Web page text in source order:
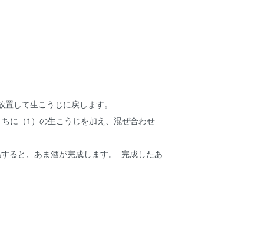
して生こうじに戻します。
に（1）の生こうじを加え、混ぜ合わせ
ると、あま酒が完成します。 完成したあ